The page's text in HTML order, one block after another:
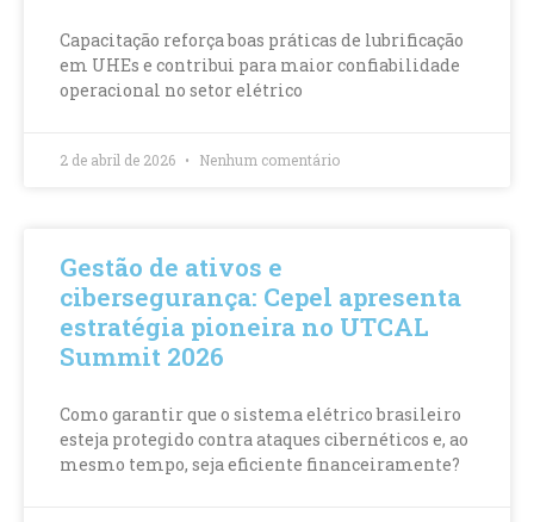
Capacitação reforça boas práticas de lubrificação
em UHEs e contribui para maior confiabilidade
operacional no setor elétrico
2 de abril de 2026 Nenhum comentário
Gestão de ativos e
cibersegurança: Cepel apresenta
estratégia pioneira no UTCAL
Summit 2026
Como garantir que o sistema elétrico brasileiro
esteja protegido contra ataques cibernéticos e, ao
mesmo tempo, seja eficiente financeiramente?